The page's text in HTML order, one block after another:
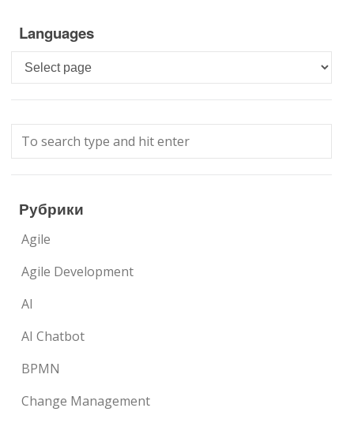
Languages
Languages
Рубрики
Agile
Agile Development
AI
AI Chatbot
BPMN
Change Management